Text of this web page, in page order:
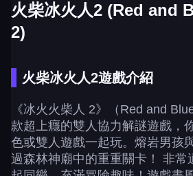
火柴冰火人2 (Red and
2)
火柴冰火人2遊戲介紹
《冰火火柴人 2》（Red and
款超上癮的雙人協力解謎遊戲，
色或雙人遊戲一起玩。熔岩男孩
過森林神廟中的重重關卡！ 非常